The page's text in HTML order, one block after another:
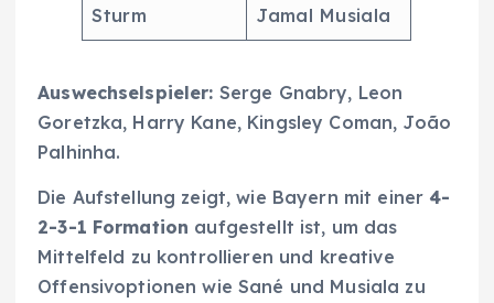
Sturm Jamal Musiala
Auswechselspieler: Serge Gnabry, Leon
Goretzka, Harry Kane, Kingsley Coman, João
Palhinha.
Die Aufstellung zeigt, wie Bayern mit einer 4-
2-3-1 Formation aufgestellt ist, um das
Mittelfeld zu kontrollieren und kreative
Offensivoptionen wie Sané und Musiala zu